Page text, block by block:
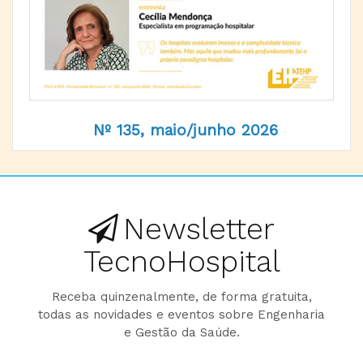
Nº 135, maio/junho 2026
Newsletter
TecnoHospital
Receba quinzenalmente, de forma gratuita,
todas as novidades e eventos sobre Engenharia
e Gestão da Saúde.